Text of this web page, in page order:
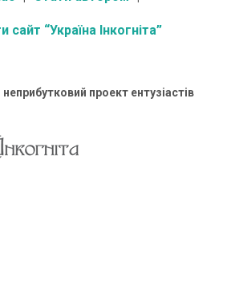
сайт “Україна Інкогніта”
неприбутковий проект ентузіастів